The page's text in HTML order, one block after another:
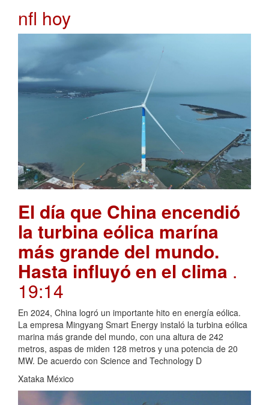
nfl hoy
El día que China encendió
la turbina eólica marína
más grande del mundo.
Hasta influyó en el clima .
19:14
En 2024, China logró un importante hito en energía eólica.
La empresa Mingyang Smart Energy instaló la turbina eólica
marina más grande del mundo, con una altura de 242
metros, aspas de miden 128 metros y una potencia de 20
MW. De acuerdo con Science and Technology D
Xataka México